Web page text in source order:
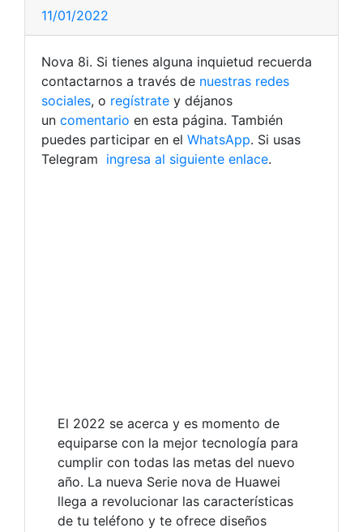
11/01/2022
Nova 8i. Si tienes alguna inquietud recuerda
contactarnos a través de nuestras redes
sociales, o regístrate y déjanos
un comentario en esta página. También
puedes participar en el WhatsApp. Si usas
Telegram ingresa al siguiente enlace.
El 2022 se acerca y es momento de
equiparse con la mejor tecnología para
cumplir con todas las metas del nuevo
año. La nueva Serie nova de Huawei
llega a revolucionar las características
de tu teléfono y te ofrece diseños